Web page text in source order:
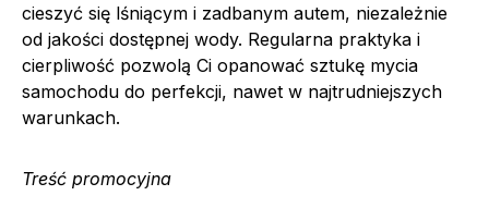
cieszyć się lśniącym i zadbanym autem, niezależnie
od jakości dostępnej wody. Regularna praktyka i
cierpliwość pozwolą Ci opanować sztukę mycia
samochodu do perfekcji, nawet w najtrudniejszych
warunkach.
Treść promocyjna